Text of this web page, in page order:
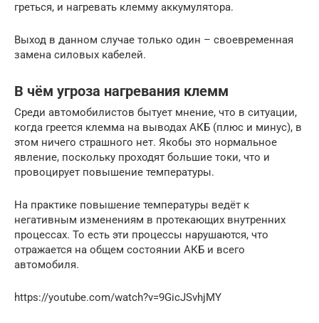
греться, и нагревать клемму аккумулятора.
Выход в данном случае только один – своевременная
замена силовых кабелей.
В чём угроза нагревания клемм
Среди автомобилистов бытует мнение, что в ситуации,
когда греется клемма на выводах АКБ (плюс и минус), в
этом ничего страшного нет. Якобы это нормальное
явление, поскольку проходят большие токи, что и
провоцирует повышение температуры.
На практике повышение температуры ведёт к
негативным изменениям в протекающих внутренних
процессах. То есть эти процессы нарушаются, что
отражается на общем состоянии АКБ и всего
автомобиля.
https://youtube.com/watch?v=9GicJSvhjMY